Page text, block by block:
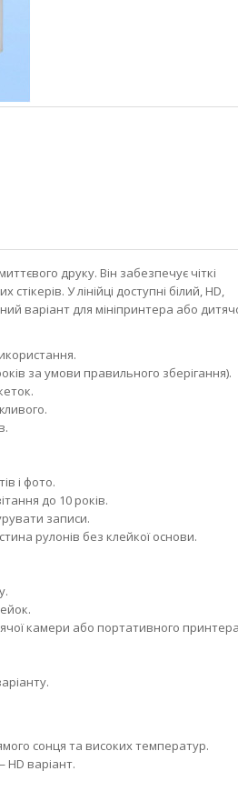
друку. Він забезпечує чіткі
У лінійці доступні білий, HD,
варіант для мініпринтера або
за умови правильного зберігання).
і фото.
до 10 років.
записи.
рулонів без клейкої основи.
камери або портативного
сонця та високих температур.
варіант.